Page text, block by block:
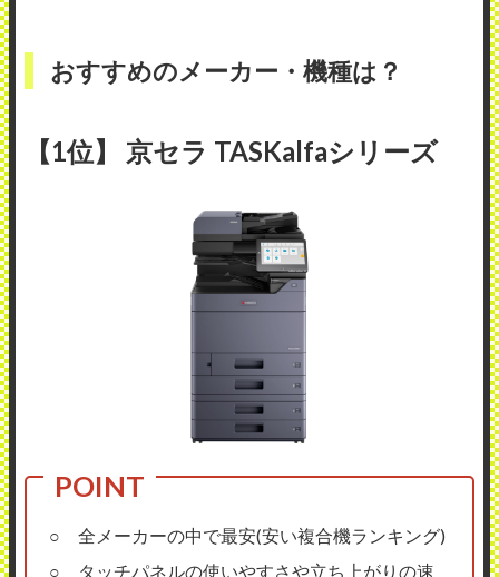
おすすめのメーカー・機種は？
【1位】 京セラ TASKalfaシリーズ
○ 全メーカーの中で最安(安い複合機ランキング)
○ タッチパネルの使いやすさや立ち上がりの速